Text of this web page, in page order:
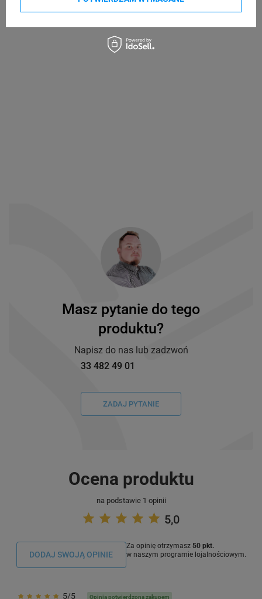
Masz pytanie do tego
produktu?
Napisz do nas lub zadzwoń
33 482 49 01
ZADAJ PYTANIE
Ocena produktu
na podstawie 1 opinii
5,0
DODAJ SWOJĄ OPINIE
Za opinię otrzymasz 50 pkt.
w naszym programie lojalnościowym.
5/5 Opinia potwierdzona zakupem